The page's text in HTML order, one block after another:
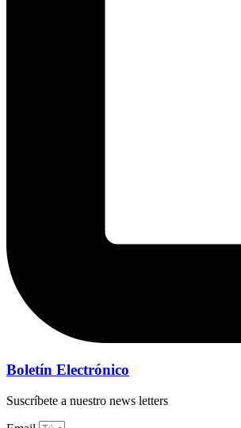
Boletín Electrónico
Suscríbete a nuestro news letters